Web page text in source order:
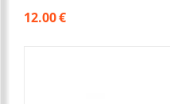
12.00€